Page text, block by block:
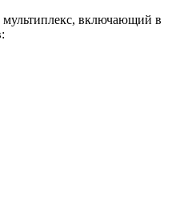
включающий в